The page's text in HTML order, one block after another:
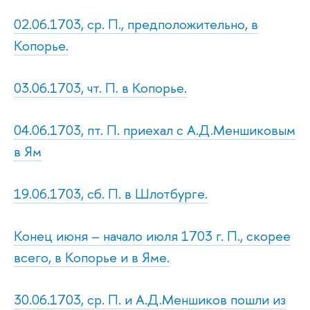
02.06.1703, ср. П., предположительно, в
Копорье.
03.06.1703, чт. П. в Копорье.
04.06.1703, пт. П. приехал с А.Д.Меншиковым
в Ям
19.06.1703, сб. П. в Шлотбурге.
Конец июня – начало июля 1703 г. П., скорее
всего, в Копорье и в Яме.
30.06.1703, ср. П. и А.Д.Меншиков пошли из